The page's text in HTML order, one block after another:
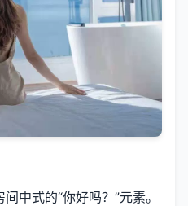
中式的“你好吗？”元素。